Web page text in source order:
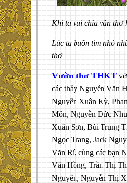
Khi ta vui chia vần thơ
Lúc ta buồn tim nhỏ
thơ
Vườn thơ THKT
các thầy Nguyễn Văn
Nguyễn Xuân Kỳ,
Môn, Nguyễn Đức
Xuân Sơn, Bùi Trung
Ngọc Trang, Jack
Văn Rí, cùng các bạn
Vân Hồng, Trần Thị
Nguyên, Nguyễn Thị